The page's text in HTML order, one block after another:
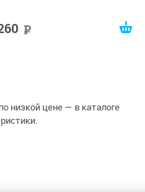
низкой цене — в каталоге